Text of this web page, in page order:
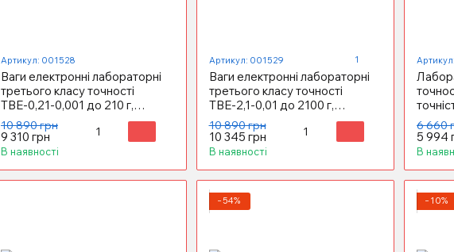
Артикул: 001528
Ваги електронні лабораторні
третього класу точності
ТВЕ-0,21-0,001 до 210 г,
точність 0,001 г
10 890 грн
9 310 грн
В наявності
Артикул: 001529 1
Ваги електронні лабораторні
третього класу точності
ТВЕ-2,1-0,01 до 2100 г,
точність 0,01 г
10 890 грн
10 345 грн
В наявності
6 660
5 994
В
−54% −10%